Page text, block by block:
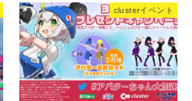
clusterイベント